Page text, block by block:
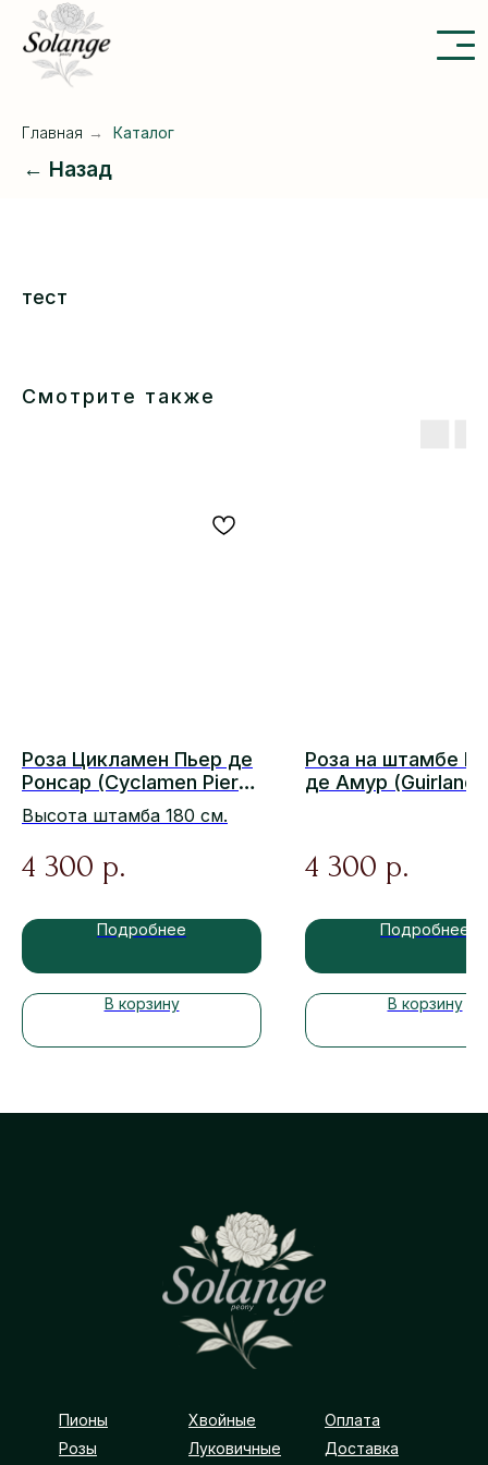
Главная → Каталог
← Назад
тест
Смотрите также
Роза Цикламен Пьер де
Ронсар (Cyclamen Pierre
de Ronsard)
Высота штамба 180 см.
4 300 р.
Подробнее
В корзину
Роза на штамбе
де Амур (Guirlande
4 300 р.
Подробнее
В корзину
Оплата
Доставка
Луковичные
Хвойные
Розы
Пионы